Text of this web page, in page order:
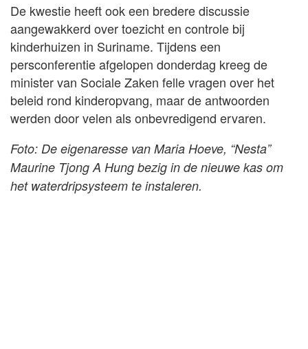
De kwestie heeft ook een bredere discussie
aangewakkerd over toezicht en controle bij
kinderhuizen in Suriname. Tijdens een
persconferentie afgelopen donderdag kreeg de
minister van Sociale Zaken felle vragen over het
beleid rond kinderopvang, maar de antwoorden
werden door velen als onbevredigend ervaren.
Foto: De eigenaresse van Maria Hoeve, “Nesta”
Maurine Tjong A Hung bezig in de nieuwe kas om
het waterdripsysteem te instaleren.